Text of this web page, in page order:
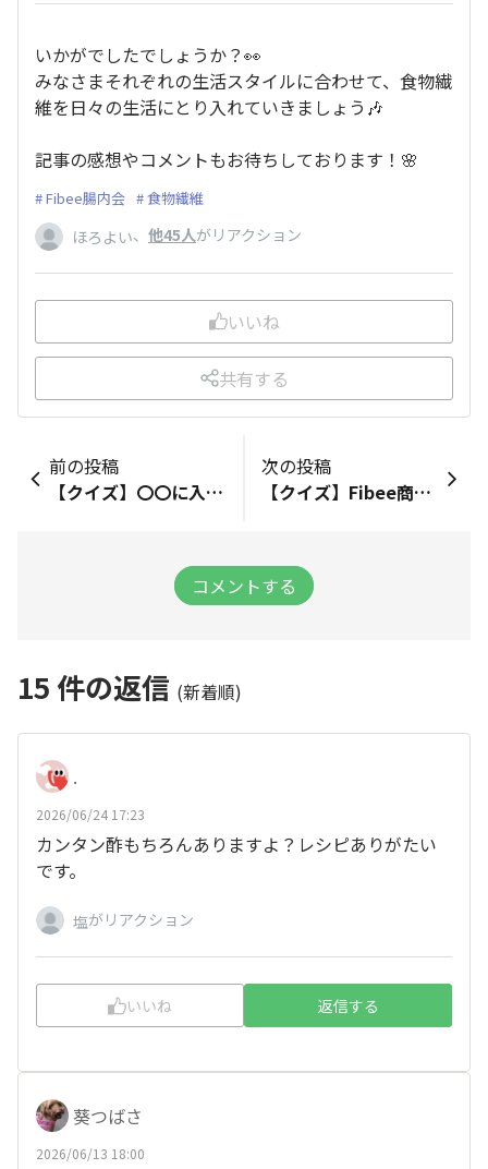
いかがでしたでしょうか？👀
みなさまそれぞれの生活スタイルに合わせて、食物繊
維を日々の生活にとり入れていきましょう🎶
記事の感想やコメントもお待ちしております！🌸
Fibee腸内会 食物繊維
ほろよい、 他45人がリアクション
いいね
共有する
前の投稿
【クイズ】〇〇に入る言葉は？
次の投稿
【クイズ】Fibee商品は、 〇〇を手軽に摂ることができます！
コメントする
15 件の返信 (新着順)
.
2026/06/24 17:23
カンタン酢もちろんありますよ？レシピありがたい
です。
塩がリアクション
いいね 返信する
葵つばさ
2026/06/13 18:00